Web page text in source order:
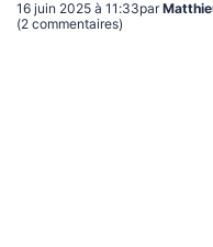
16 juin 2025 à 11:33par
(2 commentaires)